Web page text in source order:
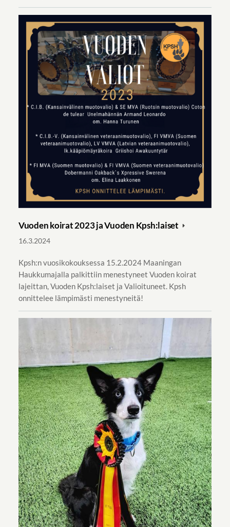
Vuoden koirat 2023 ja Vuoden Kpsh:laiset
16.3.2024
Kpsh:n vuosikokouksessa 15.2.2024 Maaningan
Haukkumajalla palkittiin menestyneet Vuoden koirat
lajeittan, Vuoden Kpsh:laiset ja Valioituneet. Kpsh
onnittelee lämpimästi menestyneitä!